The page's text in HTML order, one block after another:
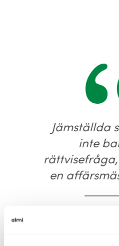
Jämställda
inte
en
Henrik